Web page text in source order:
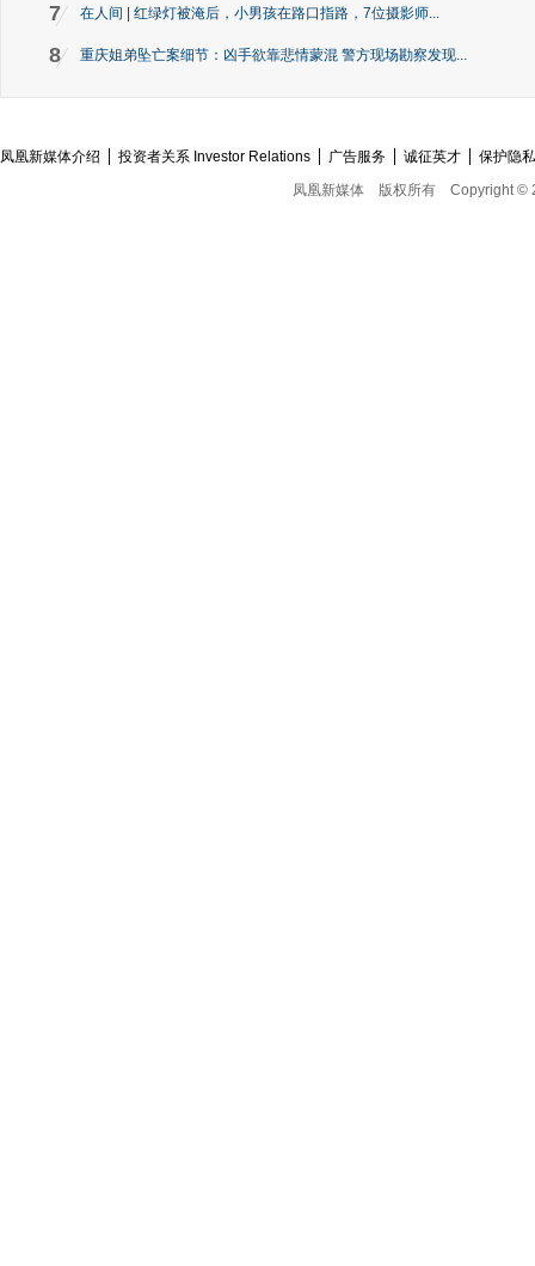
7 在人间 | 红绿灯被淹后，小男孩在路口指路，7位摄影师...
8 重庆姐弟坠亡案细节：凶手欲靠悲情蒙混 警方现场勘察发现...
凤凰新媒体介绍 投资者关系 Investor Relations 广告服务 诚征英才
保护隐
凤凰新媒体
版权所有 Copyright ©